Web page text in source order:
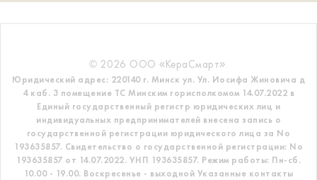
© 2026 ООО «КераСмарт».
Юридический адрес: 220140 г. Минск ул. Ул. Иосифа Жиновича д
4 каб. 3 помещение ТС Минским горисполкомом 14.07.2022 в
Единый государственный регистр юридических лиц и
индивидуальных предпринимателей внесена запись о
государственной регистрации юридического лица за No
193635857. Свидетельство о государственной регистрации: No
193635857 от 14.07.2022. УНП 193635857. Режим работы: Пн-сб.
10.00 - 19.00. Воскресенье - выходной Указанные контакты